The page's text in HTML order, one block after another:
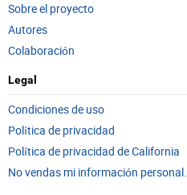
Sobre el proyecto
Autores
Colaboración
Legal
Condiciones de uso
Política de privacidad
Política de privacidad de California
No vendas mi información personal.